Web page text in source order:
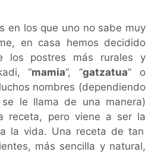
en los que uno no sabe muy
en casa hemos decidido
los postres más rurales y
“mamia”, “gatzatua” o
nombres (dependiendo
le llama de una manera)
receta, pero viene a ser la
la vida. Una receta de tan
más sencilla y natural,